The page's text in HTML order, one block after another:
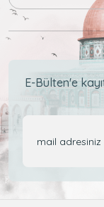
E-Bülten'e